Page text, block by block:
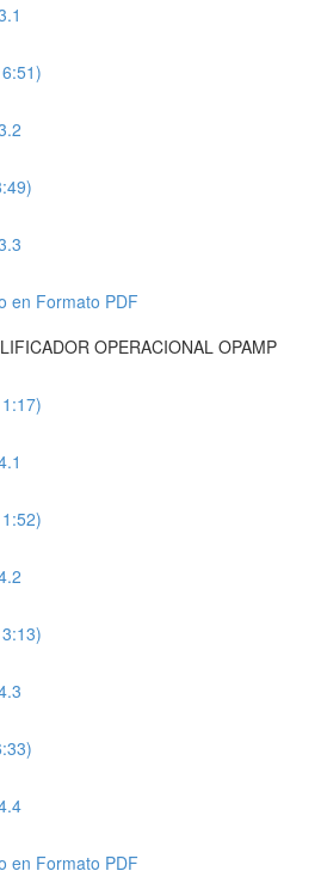
en Formato PDF
OPERACIONAL OPAMP
en Formato PDF